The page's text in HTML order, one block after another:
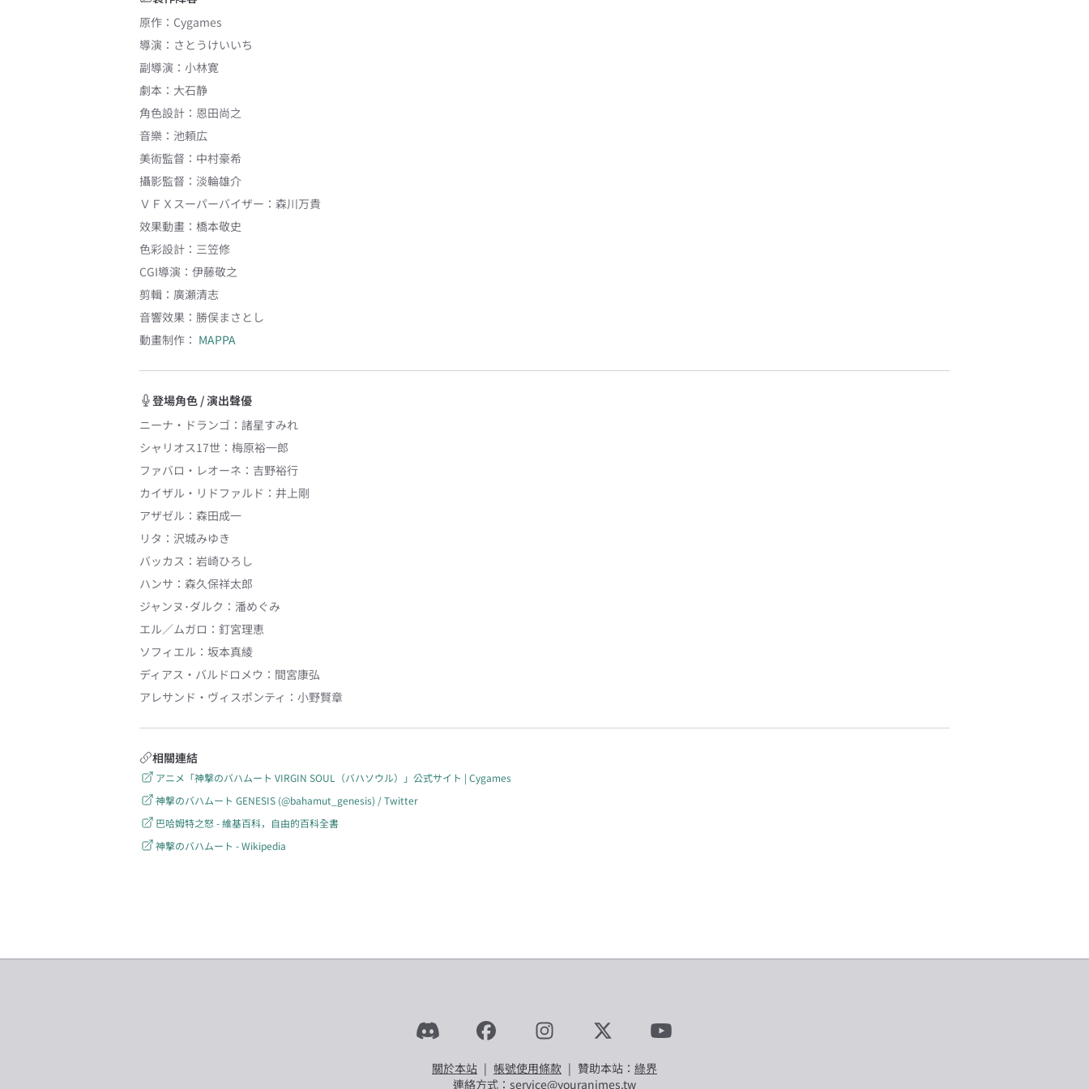
原作 ： Cygames
導演 ： さとうけいいち
副導演 ： 小林寛
劇本 ： 大石静
角色設計 ： 恩田尚之
音樂 ： 池頼広
美術監督 ： 中村豪希
攝影監督 ： 淡輪雄介
ＶＦＸスーパーバイザー ： 森川万貴
效果動畫 ： 橋本敬史
色彩設計 ： 三笠修
CGI導演 ： 伊藤敬之
剪輯 ： 廣瀬清志
音響效果 ： 勝俣まさとし
動畫制作： MAPPA
登場角色 / 演出聲優
ニーナ・ドランゴ ： 諸星すみれ
シャリオス17世 ： 梅原裕一郎
ファバロ・レオーネ ： 吉野裕行
カイザル・リドファルド ： 井上剛
アザゼル ： 森田成一
リタ ： 沢城みゆき
バッカス ： 岩崎ひろし
ハンサ ： 森久保祥太郎
ジャンヌ･ダルク ： 潘めぐみ
エル／ムガロ ： 釘宮理恵
ソフィエル ： 坂本真綾
ディアス・バルドロメウ ： 間宮康弘
アレサンド・ヴィスポンティ ： 小野賢章
相關連結
アニメ「神撃のバハムート VIRGIN SOUL（バハソウル）」公式サイト | Cygames
神撃のバハムート GENESIS (@bahamut_genesis) / Twitter
巴哈姆特之怒 - 維基百科，自由的百科全書
神撃のバハムート - Wikipedia
關於本站 | 帳號使用條款 | 贊助本站： 綠界
連絡方式：service@youranimes.tw